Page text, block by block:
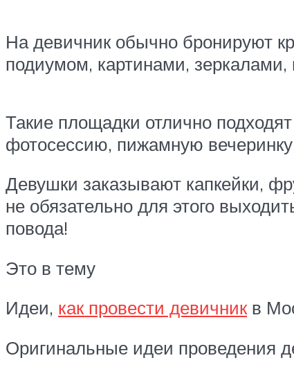
На девичник обычно бронируют
подиумом, картинами,
Такие площадки отлично
фотосессию, пижамную
Девушки заказывают капкейки,
не обязательно для этого
повода!
Это в тему
Идеи, как провести девичник в
Оригинальные идеи проведения